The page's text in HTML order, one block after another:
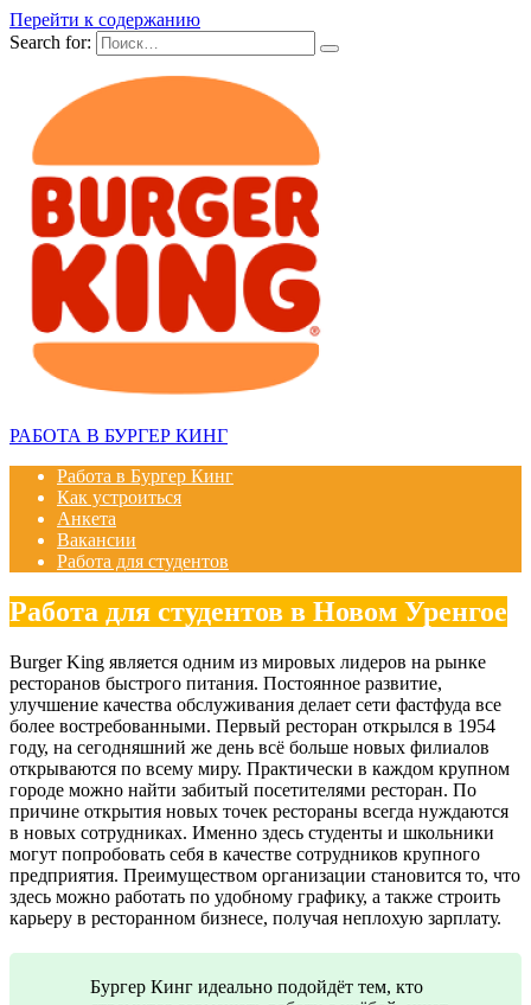
Перейти к содержанию
Search for:
РАБОТА В БУРГЕР КИНГ
Работа в Бургер Кинг
Как устроиться
Анкета
Вакансии
Работа для студентов
Работа для студентов в Новом Уренгое
Burger King является одним из мировых лидеров на рынке
ресторанов быстрого питания. Постоянное развитие,
улучшение качества обслуживания делает сети фастфуда все
более востребованными. Первый ресторан открылся в 1954
году, на сегодняшний же день всё больше новых филиалов
открываются по всему миру. Практически в каждом крупном
городе можно найти забитый посетителями ресторан. По
причине открытия новых точек рестораны всегда нуждаются
в новых сотрудниках. Именно здесь студенты и школьники
могут попробовать себя в качестве сотрудников крупного
предприятия. Преимуществом организации становится то, что
здесь можно работать по удобному графику, а также строить
карьеру в ресторанном бизнесе, получая неплохую зарплату.
Бургер Кинг идеально подойдёт тем, кто